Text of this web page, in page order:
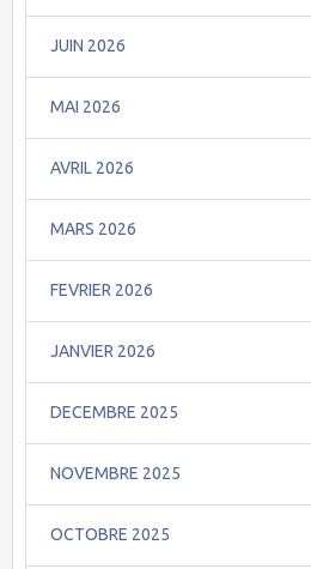
JUIN 2026
MAI 2026
AVRIL 2026
MARS 2026
FEVRIER 2026
JANVIER 2026
DECEMBRE 2025
NOVEMBRE 2025
OCTOBRE 2025